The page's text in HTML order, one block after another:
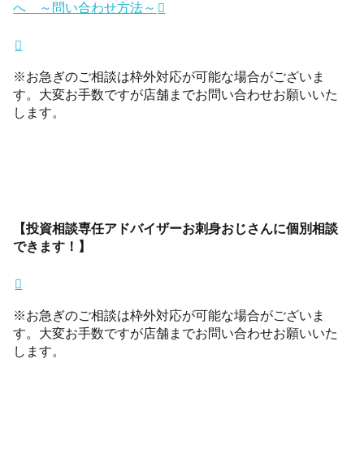
へ ～問い合わせ方法～
※お急ぎのご相談は枠外対応が可能な場合がございま
す。大変お手数ですが店舗までお問い合わせお願いいた
します。
【投資相談専任アドバイザーお刺身おじさんに個別相談
できます！】
※お急ぎのご相談は枠外対応が可能な場合がございま
す。大変お手数ですが店舗までお問い合わせお願いいた
します。